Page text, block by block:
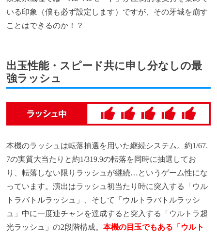
いる印象（僕も必ず設定します）ですが、その牙城を崩す
ことはできるのか！？
出玉性能・スピード共に申し分なしの最
強ラッシュ
本機のラッシュは転落抽選を用いた継続システム。約1/67.
7の実質大当たりと約1/319.9の転落を同時に抽選してお
り、転落しない限りラッシュが継続…というゲーム性にな
っています。演出はラッシュ初当たり時に突入する「ウル
トラバトルラッシュ」、そして「ウルトラバトルラッシ
ュ」中に一度連チャンを達成すると突入する「ウルトラ超
光ラッシュ」の2段階構成。本機の目玉でもある「ウルト